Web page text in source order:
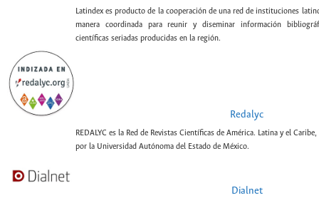
Latindex es producto de la cooperación de una red de instituciones
manera coordinada para reunir y diseminar información
científicas seriadas producidas en la región.
Redalyc
REDALYC es la Red de Revistas Científicas de América. Latina y el
por la Universidad Autónoma del Estado de México.
Dialnet